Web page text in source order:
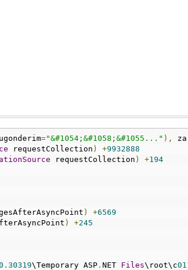
="&#1054;&#1058;&#1055..." ),
requestCollection ) +9932888
requestCollection ) +194
) +6569
) +245
. 30319\Temporary ASP . NET Files\root\c